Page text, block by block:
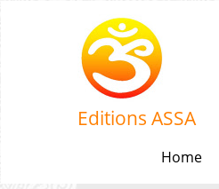
Editions ASSA
Home